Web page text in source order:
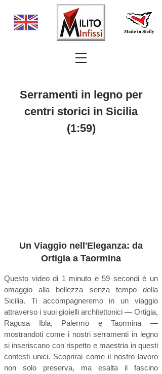
Serramenti in legno per
centri storici in Sicilia
(1:59)
Un Viaggio nell'Eleganza: da
Ortigia a Taormina
Questo video di 1 minuto e 59 secondi è un
omaggio alla bellezza senza tempo della
Sicilia. Ti accompagneremo in un viaggio
attraverso i suoi gioielli architettonici — Ortigia,
Ragusa Ibla, Palermo e Taormina —
mostrandoti come i nostri serramenti in legno
si inseriscano con rispetto e maestria in questi
contesti unici. Scoprirai come il nostro lavoro
non solo preserva, ma esalta il fascino